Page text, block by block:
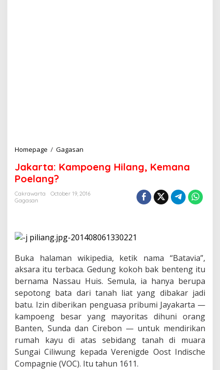
Homepage / Gagasan
k
t
m
o
n
g
H
n
,
K
e
Jakarta: Kampoeng Hilang, Kemana
Poelang?
Cakrawarta
October 19, 2016
Gagasan
Buka halaman wikipedia, ketik nama “Batavia”,
aksara itu terbaca.Gedung kokoh bak benteng itu
bernama Nassau Huis. Semula, ia hanya berupa
sepotong bata dari tanah liat yang dibakar jadi
batu. Izin diberikan penguasa pribumi Jayakarta —
kampoeng besar yang mayoritas dihuni orang
Banten, Sunda dan Cirebon — untuk mendirikan
rumah kayu di atas sebidang tanah di muara
Sungai Ciliwung kepada Verenigde Oost Indische
Compagnie (VOC). Itu tahun 1611.